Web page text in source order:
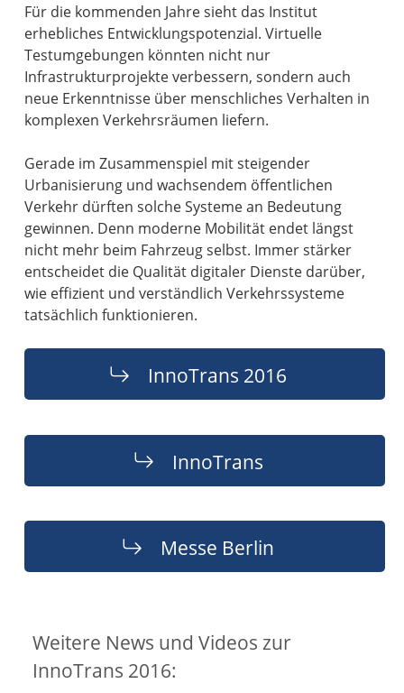
Für die kommenden Jahre sieht das Institut
erhebliches Entwicklungspotenzial. Virtuelle
Testumgebungen könnten nicht nur
Infrastrukturprojekte verbessern, sondern auch
neue Erkenntnisse über menschliches Verhalten in
komplexen Verkehrsräumen liefern.
Gerade im Zusammenspiel mit steigender
Urbanisierung und wachsendem öffentlichen
Verkehr dürften solche Systeme an Bedeutung
gewinnen. Denn moderne Mobilität endet längst
nicht mehr beim Fahrzeug selbst. Immer stärker
entscheidet die Qualität digitaler Dienste darüber,
wie effizient und verständlich Verkehrssysteme
tatsächlich funktionieren.
InnoTrans 2016
InnoTrans
Messe Berlin
Weitere News und Videos zur
InnoTrans 2016: